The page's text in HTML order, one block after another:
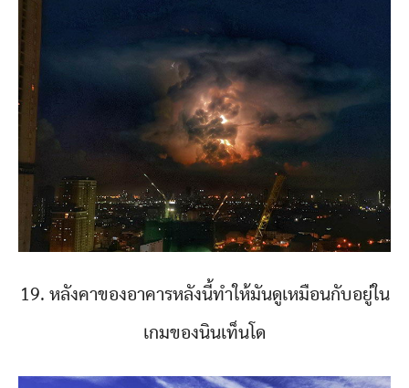
19. หลังคาของอาคารหลังนี้ทำให้มันดูเหมือนกับอยู่ใน
เกมของนินเท็นโด